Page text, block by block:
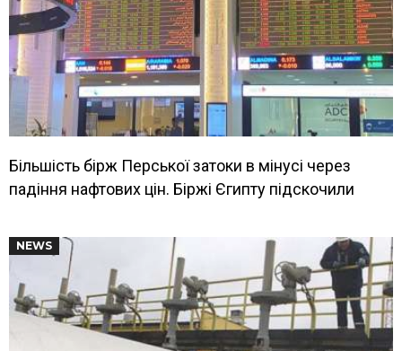
Більшість бірж Перської затоки в мінусі через
падіння нафтових цін. Біржі Єгипту підскочили
NEWS